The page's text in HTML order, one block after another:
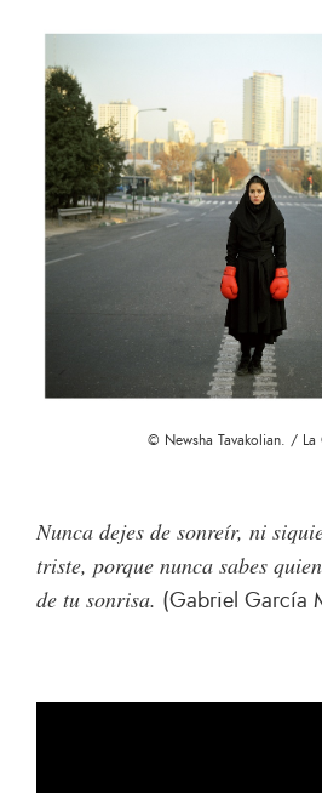
© Newsha Tavakolian. / La
Nunca dejes de sonreír, ni
triste, porque nunca sabes
de tu sonrisa. (Gabriel García